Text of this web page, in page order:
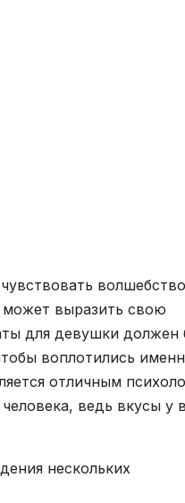
волшебство
может выразить свою
для девушки должен
воплотились
отличным
ведь вкусы у
нескольких